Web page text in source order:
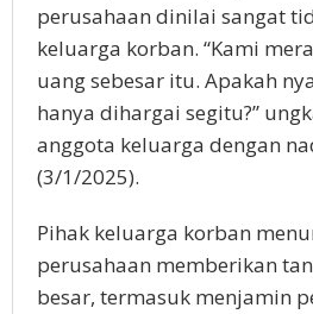
perusahaan dinilai sangat
keluarga korban. “Kami
uang sebesar itu. Apakah
hanya dihargai segitu?”
anggota keluarga dengan
(3/1/2025).
Pihak keluarga korban
perusahaan memberikan
besar, termasuk menjamin